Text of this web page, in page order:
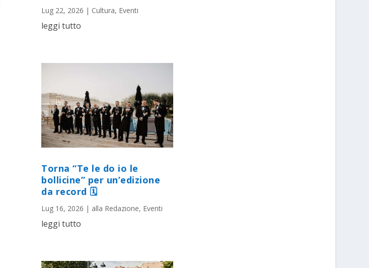
Lug 22, 2026 | Cultura, Eventi
leggi tutto
Torna “Te le do io le
bollicine” per un’edizione
da record 🗓
Lug 16, 2026 | alla Redazione, Eventi
leggi tutto